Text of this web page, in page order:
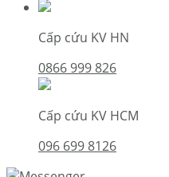
Cấp cứu KV HN
0866 999 826
Cấp cứu KV HCM
096 699 8126